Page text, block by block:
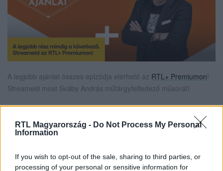
RTL Magyarország - Do Not Process My Personal
Information
If you wish to opt-out of the sale, sharing to third parties, or
processing of your personal or sensitive information for
A legjobb ajánlat összes epizódja elérhető az RTL+ Premiumon
Streameld most Sváby András műtárgyfelfedező műsorát!
Itt állítsd be, hogy az RTL.hu az elsők között